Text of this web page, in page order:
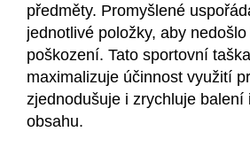
předměty. Promyšlené
jednotlivé položky, aby
poškození. Tato sportovní
maximalizuje účinnost využití
zjednodušuje i zrychluje balení
obsahu.